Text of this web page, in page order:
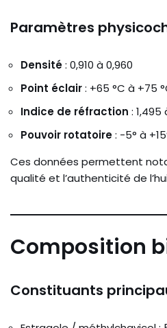
Paramètres
Densité: 0,910 à 0,960
Point éclair: +65 °C à +75
Indice de réfraction : 1,495
Pouvoir rotatoire: -5° à
Ces données permettent
qualité et l’authenticité de
Composition
Constituants